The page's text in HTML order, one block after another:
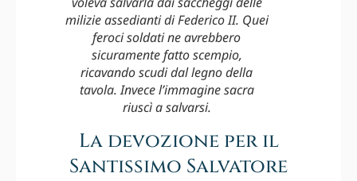
milizie assedianti di Federico II. Quei
feroci soldati ne avrebbero
sicuramente fatto scempio,
ricavando scudi dal legno della
tavola. Invece l’immagine sacra
riuscì a salvarsi.
La devozione per il
Santissimo Salvatore